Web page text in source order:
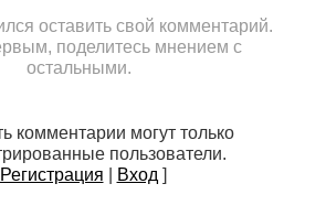
оставить свой комментарий.
поделитесь мнением с
остальными.
комментарии могут только
пользователи.
Регистрация Вход ]